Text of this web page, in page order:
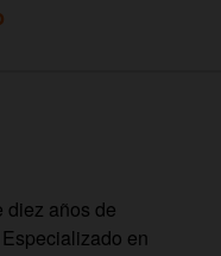
diez años de
en